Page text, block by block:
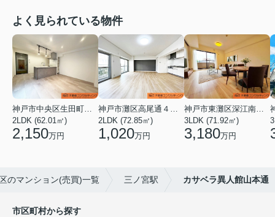
よく見られている物件
神戸市中央区生田町１丁目
2LDK (62.01㎡)
2,150万円
神戸市灘区高尾通４丁目
2LDK (72.85㎡)
1,020万円
神戸市東灘区深江南町１丁目
3LDK (71.92㎡)
3,180万円
のマンション(売買)一覧 三ノ宮駅 カサベラ異人館山本通
市区町村から探す